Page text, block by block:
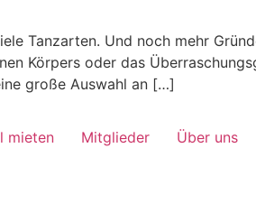
Tanzarten. Und noch mehr
Körpers oder das
große Auswahl an […]
mieten Mitglieder Über uns